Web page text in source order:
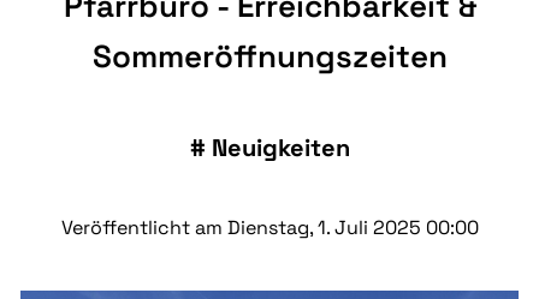
Sommeröffnungszeiten
# Neuigkeiten
Veröffentlicht am Dienstag, 1. Juli 2025 00:00